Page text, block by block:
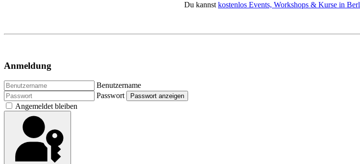
Du kannstkostenlos Events, Workshops & Kurse in
Anmeldung
Benutzername
Passwort
Passwort anzeigen
Angemeldet bleiben